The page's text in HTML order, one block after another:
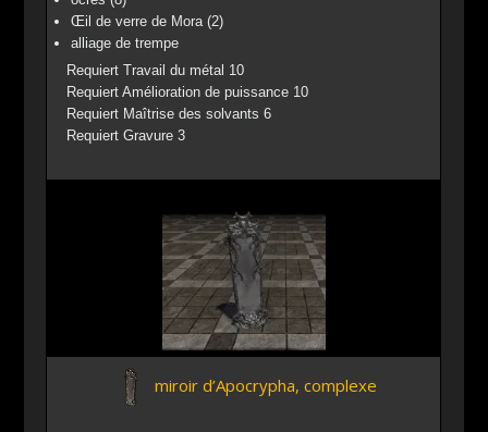
Œil de verre de Mora (2)
alliage de trempe
Requiert Travail du métal 10
Requiert Amélioration de puissance 10
Requiert Maîtrise des solvants 6
Requiert Gravure 3
miroir d’Apocrypha, complexe